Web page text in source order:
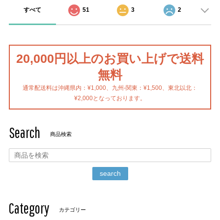
すべて 51 3 2
20,000円以上のお買い上げで送料
無料
通常配送料は沖縄県内：¥1,000、九州-関東：¥1,500、東北以北：
¥2,000となっております。
Search 商品検索
search
Category カテゴリー